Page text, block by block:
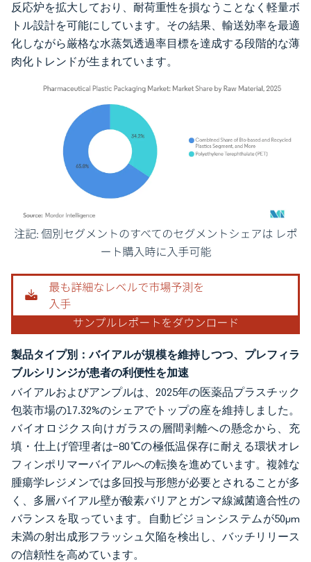
反応炉を拡大しており、耐荷重性を損なうことなく軽量ボ
トル設計を可能にしています。その結果、輸送効率を最適
化しながら厳格な水蒸気透過率目標を達成する段階的な薄
肉化トレンドが生まれています。
画像 © Mordor Intelligence。再利用にはCC BY 4.0の表示が必要です。
製品タイプ別：バイアルが規模を維持しつつ、プレフィラ
ブルシリンジが患者の利便性を加速
バイアルおよびアンプルは、2025年の医薬品プラスチック
包装市場の17.32%のシェアでトップの座を維持しました。
バイオロジクス向けガラスの層間剥離への懸念から、充
填・仕上げ管理者は−80℃の極低温保存に耐える環状オレ
フィンポリマーバイアルへの転換を進めています。複雑な
腫瘍学レジメンでは多回投与形態が必要とされることが多
く、多層バイアル壁が酸素バリアとガンマ線滅菌適合性の
バランスを取っています。自動ビジョンシステムが50µm
未満の射出成形フラッシュ欠陥を検出し、バッチリリース
の信頼性を高めています。